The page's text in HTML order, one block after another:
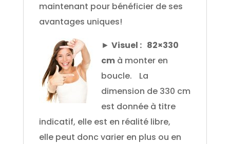
maintenant pour bénéficier de ses
avantages uniques!
0 Shares
► Visuel : 82×330
cmà monter en
boucle. La
dimension de 330 cm
est donnée à titre
indicatif, elle est en réalité libre,
elle peut donc varier en plus ou en